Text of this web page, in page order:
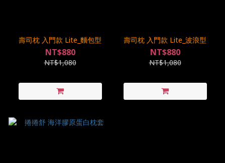
壽司枕 入門款 Lite_麵包型
NT$880
NT$1,080
壽司枕 入門款 Lite_波浪型
NT$880
NT$1,080